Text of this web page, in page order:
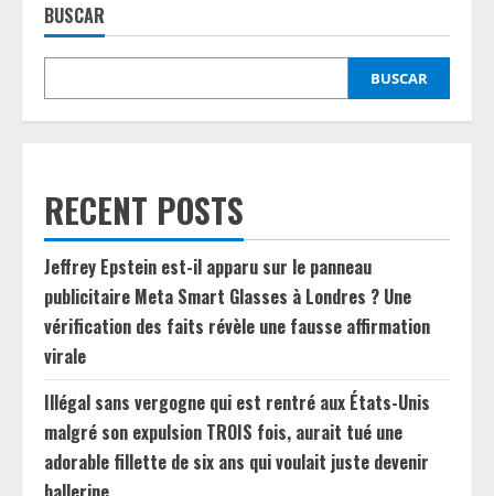
BUSCAR
BUSCAR
RECENT POSTS
Jeffrey Epstein est-il apparu sur le panneau
publicitaire Meta Smart Glasses à Londres ? Une
vérification des faits révèle une fausse affirmation
virale
Illégal sans vergogne qui est rentré aux États-Unis
malgré son expulsion TROIS fois, aurait tué une
adorable fillette de six ans qui voulait juste devenir